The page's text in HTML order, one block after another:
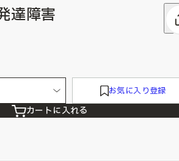
達障害
お気に入り登録
カートに入れる